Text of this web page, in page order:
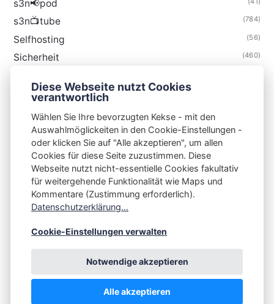
s3n📢pod
s3n📺tube (784)
Selfhosting (56)
Sicherheit (460)
Thunderbird
S3N🧩NET
Integrating Open-Source Blog Network (iOSBN)
Impressum
Kontakt
Diese Webseite nutzt Cookies
verantwortlich
Wählen Sie Ihre bevorzugten Kekse - mit den
Auswahlmöglickeiten in den Cookie-Einstellungen -
oder klicken Sie auf "Alle akzeptieren", um allen
Cookies für diese Seite zuzustimmen. Diese
Webseite nutzt nicht-essentielle Cookies fakultativ
für weitergehende Funktionalität wie Maps und
Kommentare (Zustimmung erforderlich).
Datenschutzerklärung...
Cookie-Einstellungen verwalten
Notwendige akzeptieren
Alle akzeptieren